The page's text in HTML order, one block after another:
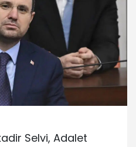
Selvi, Adalet